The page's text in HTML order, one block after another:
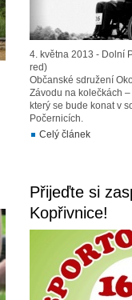
4. května 2013 - Dolní
red)
Občanské sdružení
Závodu na kolečkách
který se bude konat v
Počernicích.
Celý článek
Přijeďte si
Kopřivnice!